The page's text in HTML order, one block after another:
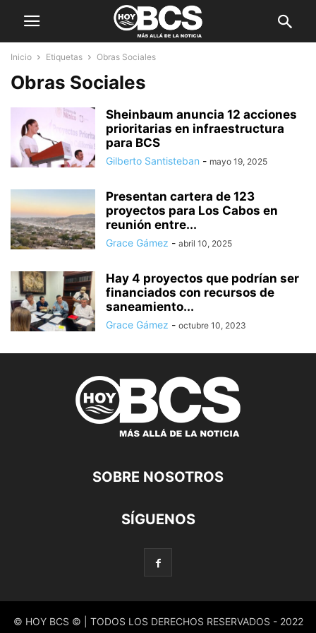
Inicio Etiquetas Obras Sociales
Obras Sociales
Sheinbaum anuncia 12 acciones
prioritarias en infraestructura
para BCS
Gilberto Santisteban - mayo 19, 2025
Presentan cartera de 123
proyectos para Los Cabos en
reunión entre...
Grace Gámez - abril 10, 2025
Hay 4 proyectos que podrían ser
financiados con recursos de
saneamiento...
Grace Gámez - octubre 10, 2023
SOBRE NOSOTROS
SÍGUENOS
© HOY BCS © | TODOS LOS DERECHOS RESERVADOS - 2022